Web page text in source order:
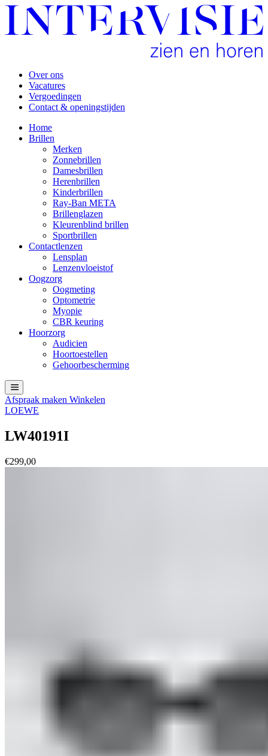
Over ons
Vacatures
Vergoedingen
Contact & openingstijden
Home
Brillen
Merken
Zonnebrillen
Damesbrillen
Herenbrillen
Kinderbrillen
Ray-Ban META
Brillenglazen
Kleurenblind brillen
Sportbrillen
Contactlenzen
Lensplan
Lenzenvloeistof
Oogzorg
Oogmeting
Optometrie
Myopie
CBR keuring
Hoorzorg
Audicien
Hoortoestellen
Gehoorbescherming
Afspraak maken Winkelen
LOEWE
LW40191I
€299,00